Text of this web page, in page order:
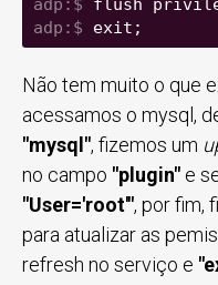
flush
exit;
Não tem muito o que
acessamos o mysql,
"mysql", fizemos um
no campo "plugin" e
"User='root'", por fim,
para atualizar as
refresh no serviço e